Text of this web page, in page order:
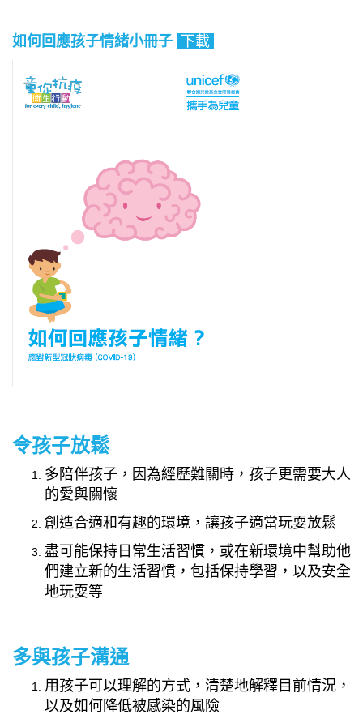
如何回應孩子情緒小冊子 下載
令孩子放鬆
多陪伴孩子，因為經歷難關時，孩子更需要大人
的愛與關懷
創造合適和有趣的環境，讓孩子適當玩耍放鬆
盡可能保持日常生活習慣，或在新環境中幫助他
們建立新的生活習慣，包括保持學習，以及安全
地玩耍等
多與孩子溝通
用孩子可以理解的方式，清楚地解釋目前情況，
以及如何降低被感染的風險